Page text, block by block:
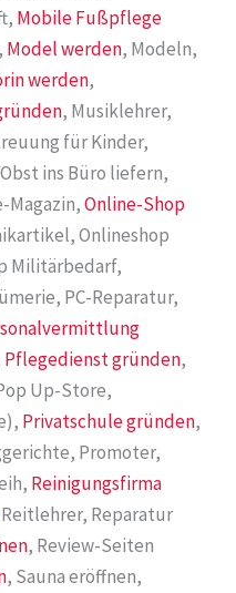
Mobile Fußpflege
, Model werden, Modeln,
werden,
, Musiklehrer,
für Kinder,
ins Büro liefern,
Magazin,Online-Shop
Onlineshop
Militärbedarf,
PC-Reparatur,
Pflegedienst gründen,
Up-Store,
Privatschule gründen,
Promoter,
Reinigungsfirma
Reparatur
, Review-Seiten
, Sauna eröffnen,